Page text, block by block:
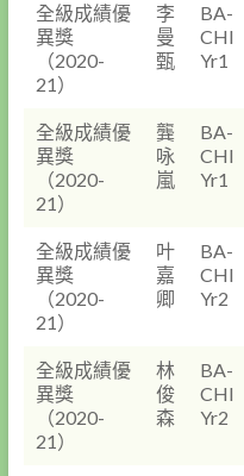
全級成績優
異獎
（2020-
21）
李
曼
甄
BA-
CHI
Yr1
全級成績優
異獎
（2020-
21）
龔
咏
嵐
BA-
CHI
Yr1
全級成績優
異獎
（2020-
21）
叶
嘉
卿
BA-
CHI
Yr2
全級成績優
異獎
（2020-
21）
林
俊
森
BA-
CHI
Yr2